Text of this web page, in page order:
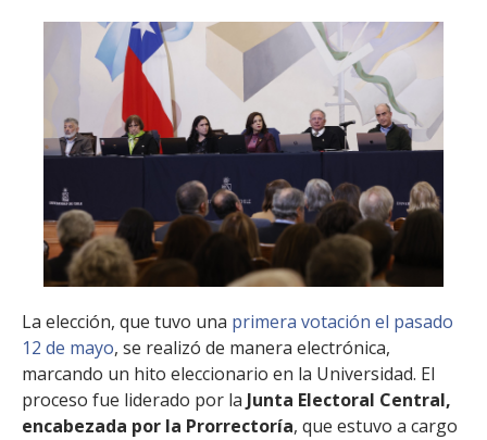
La elección, que tuvo una primera votación el pasado
12 de mayo, se realizó de manera electrónica,
marcando un hito eleccionario en la Universidad. El
proceso fue liderado por la Junta Electoral Central,
encabezada por la Prorrectoría, que estuvo a cargo